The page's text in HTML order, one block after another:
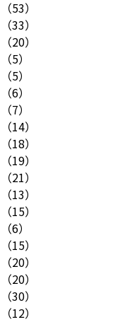
（53）
（33）
（20）
（5）
（5）
（6）
（7）
（14）
（18）
（19）
（21）
（13）
（15）
（6）
（15）
（20）
（20）
（30）
（12）